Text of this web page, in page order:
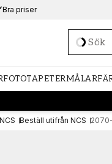
Bra priser
FOTOTAPETER
Beställ utifrån NCS